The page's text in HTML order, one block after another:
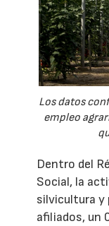
Los datos
empleo
Dentro del
Social, la
silvicultura y
afiliados, un